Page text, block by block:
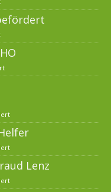
Lenz